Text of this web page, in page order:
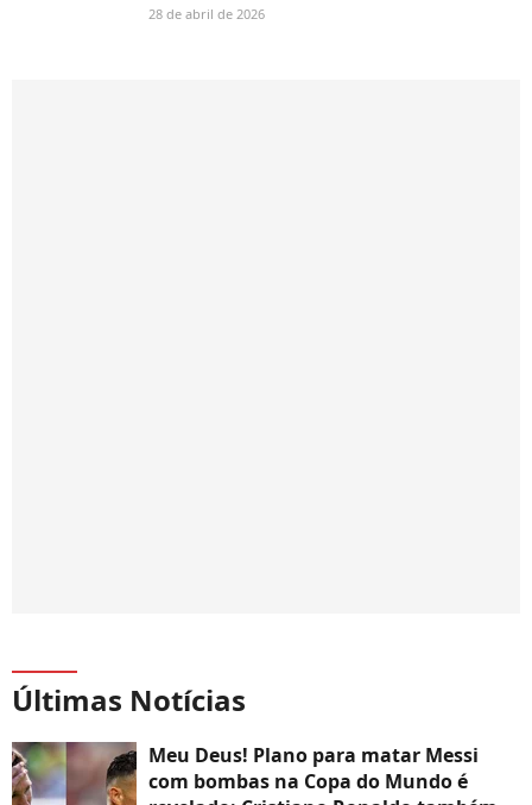
28 de abril de 2026
Últimas Notícias
Meu Deus! Plano para matar Messi
com bombas na Copa do Mundo é